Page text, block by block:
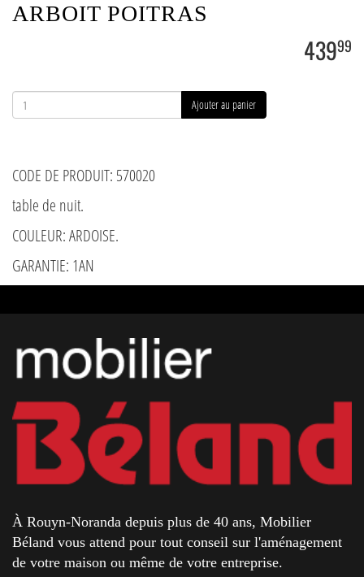
ARBOIT POITRAS
43999
Ajouter au panier
CODE DE PRODUIT: 570020
table de nuit.
COULEUR: ARDOISE.
GARANTIE: 1AN
À Rouyn-Noranda depuis plus de 40 ans, Mobilier
Béland vous attend pour tout conseil sur l'aménagement
de votre maison ou même de votre entreprise.